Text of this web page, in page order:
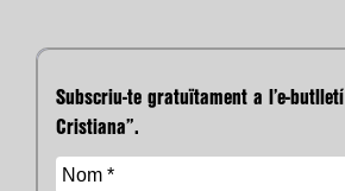
Subscriu-te gratuïtament a l’e-
Cristiana”.